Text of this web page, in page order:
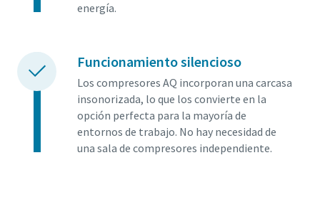
energía.
Funcionamiento silencioso
Los compresores AQ incorporan una carcasa
insonorizada, lo que los convierte en la
opción perfecta para la mayoría de
entornos de trabajo. No hay necesidad de
una sala de compresores independiente.